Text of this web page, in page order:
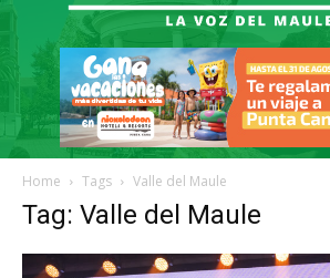
Home Tags Valle del Maule
Tag: Valle del Maule